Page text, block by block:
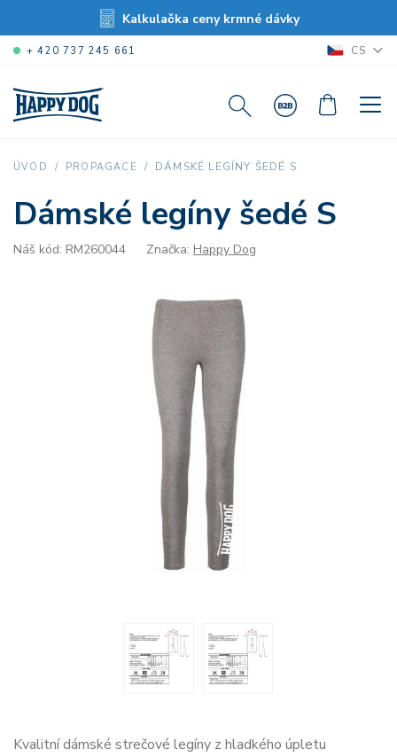
Kalkulačka ceny krmné dávky
+ 420 737 245 661 CS
ÚVOD PROPAGACE DÁMSKÉ LEGÍNY ŠEDÉ S
Dámské legíny šedé S
Náš kód: RM260044 Značka: Happy Dog
Kvalitní dámské strečové legíny z hladkého úpletu